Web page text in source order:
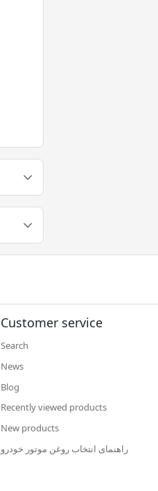
Customer service
Search
News
Blog
Recently viewed products
New products
راهنمای انتخاب روغن موتور خودرو